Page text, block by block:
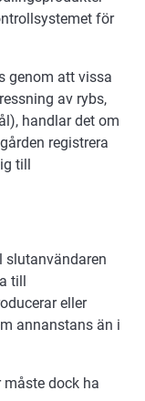
för
genom att vissa
av rybs,
handlar det om
registrera
till
slutanvändaren
till
eller
annanstans än i
dock ha